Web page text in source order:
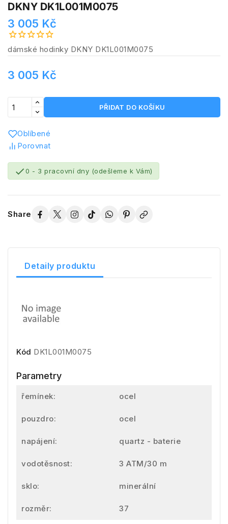
DKNY DK1L001M0075
3 005 Kč
dámské hodinky DKNY DK1L001M0075
3 005 Kč
PŘIDAT DO KOŠÍKU
Oblíbené
Porovnat
0 - 3 pracovní dny (odešleme k Vám)
Share
Detaily produktu
Kód DK1L001M0075
Parametry
řemínek: ocel
pouzdro: ocel
napájení: quartz - baterie
vodotěsnost: 3 ATM/30 m
sklo: minerální
rozměr: 37